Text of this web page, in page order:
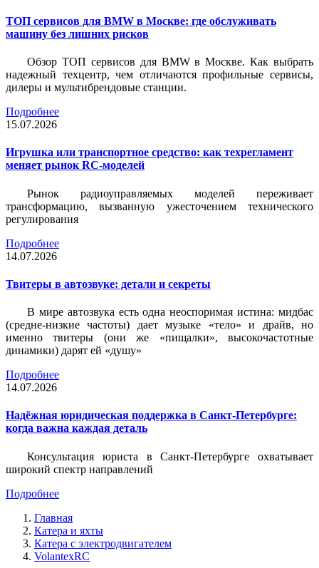
ТОП сервисов для BMW в Москве: где обслуживать
машину без лишних рисков
Обзор ТОП сервисов для BMW в Москве. Как выбрать
надежный техцентр, чем отличаются профильные сервисы,
дилеры и мультибрендовые станции.
Подробнее
15.07.2026
Игрушка или транспортное средство: как техрегламент
меняет рынок RC-моделей
Рынок радиоуправляемых моделей переживает
трансформацию, вызванную ужесточением технического
регулирования
Подробнее
14.07.2026
Твитеры в автозвуке: детали и секреты
В мире автозвука есть одна неоспоримая истина: мидбас
(средне-низкие частоты) дает музыке «тело» и драйв, но
именно твитеры (они же «пищалки», высокочастотные
динамики) дарят ей «душу»
Подробнее
14.07.2026
Надёжная юридическая поддержка в Санкт-Петербурге:
когда важна каждая деталь
Консультация юриста в Санкт-Петербурге охватывает
широкий спектр направлений
Подробнее
Главная
Катера и яхты
Катера с электродвигателем
VolantexRC